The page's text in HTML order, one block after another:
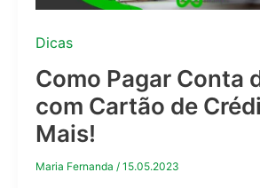
Dicas
Como Pagar Conta
com Cartão de
Mais!
Maria Fernanda / 15.05.2023